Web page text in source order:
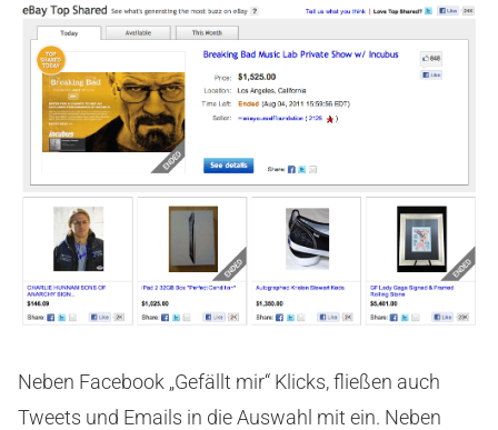
Neben Facebook „Gefällt mir“ Klicks, fließen auch
Tweets und Emails in die Auswahl mit ein. Neben